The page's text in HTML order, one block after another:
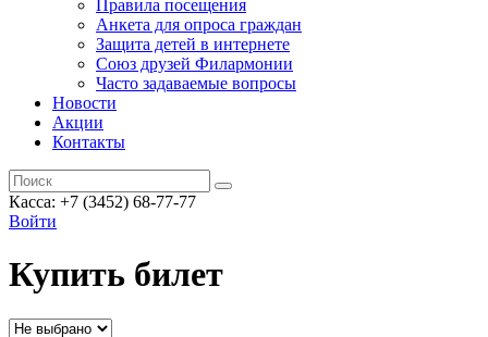
Правила посещения
Анкета для опроса граждан
Защита детей в интернете
Союз друзей Филармонии
Часто задаваемые вопросы
Новости
Акции
Контакты
Касса: +7 (3452) 68-77-77
Войти
Купить билет